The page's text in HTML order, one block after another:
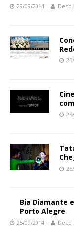
29/09/2014 Deco
Bia Diamante
Porto Alegre
25/09/2014 Deco